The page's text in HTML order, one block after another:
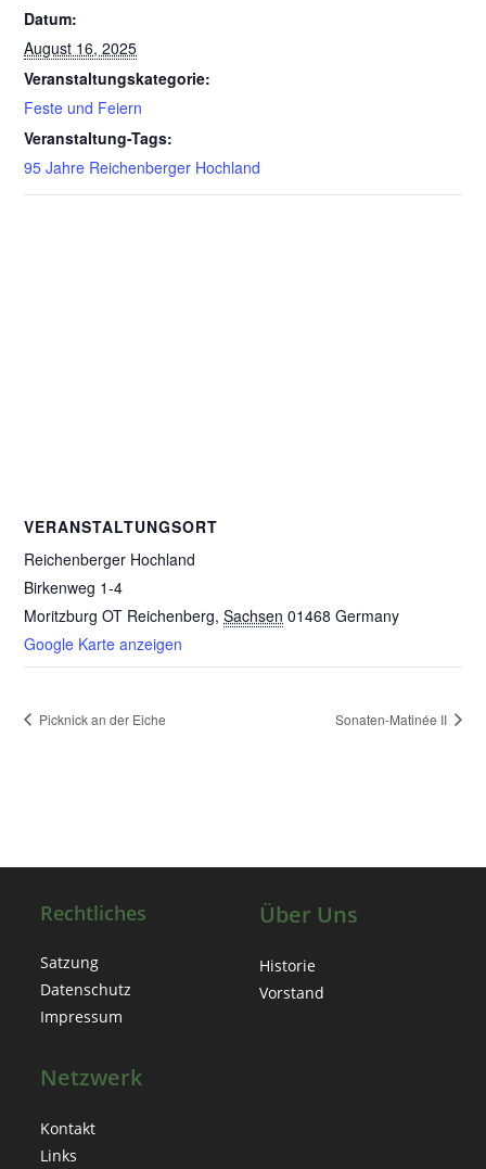
Datum:
August 16, 2025
Veranstaltungskategorie:
Feste und Feiern
Veranstaltung-Tags:
95 Jahre Reichenberger Hochland
VERANSTALTUNGSORT
Reichenberger Hochland
Birkenweg 1-4
Moritzburg OT Reichenberg, Sachsen 01468 Germany
Google Karte anzeigen
Picknick an der Eiche Sonaten-Matinée II
Rechtliches
Satzung
Datenschutz
Impressum
Über Uns
Historie
Vorstand
Netzwerk
Kontakt
Links